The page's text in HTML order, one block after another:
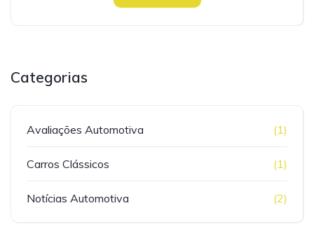
Categorias
Avaliações Automotiva (1)
Carros Clássicos (1)
Notícias Automotiva (2)